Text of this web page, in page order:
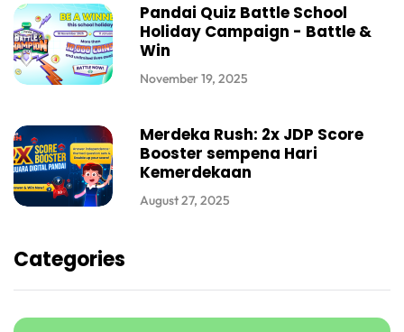
Pandai Quiz Battle School
Holiday Campaign - Battle &
Win
November 19, 2025
Merdeka Rush: 2x JDP Score
Booster sempena Hari
Kemerdekaan
August 27, 2025
Categories